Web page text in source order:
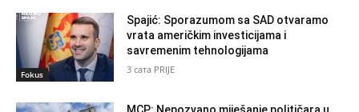
Fokus
Spajić: Sporazumom sa SAD otvaramo
vrata američkim investicijama i
savremenim tehnologijama
3 сата PRIJE
MCP: Nepozvano miješanje političara u